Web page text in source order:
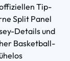
Tip-
Split Panel
Details und
Basketball-